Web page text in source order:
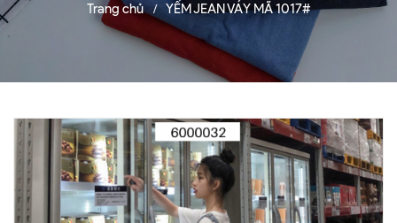
Trang chủ / YẾM JEAN VÁY MÃ 1017#